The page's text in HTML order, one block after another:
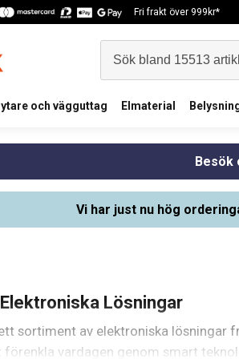
Fri frakt över 999kr*
och vägguttag Elmaterial
Besök
Vi har just nu hög
Lösningar
sortiment av elektroniska
vardagen genom smart